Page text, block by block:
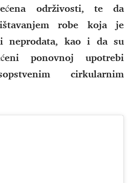
održivosti, te da
robe koja je
neprodata, kao i da su
ponovnoj upotrebi
cirkularnim